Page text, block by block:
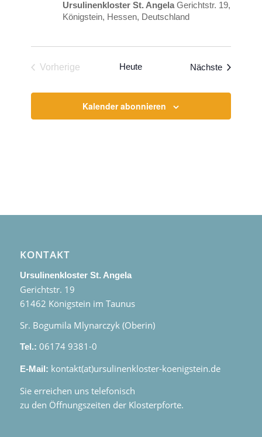
Ursulinenkloster St. AngelaGerichtstr. 19,
Königstein, Hessen, Deutschland
Vorherige
Heute Nächste
Kalender abonnieren
KONTAKT
Ursulinenkloster St. Angela
Gerichtstr. 19
61462 Königstein im Taunus
Sr. Bogumila Mlynarczyk (Oberin)
Tel.: 06174 9381-0
E-Mail: kontakt(at)ursulinenkloster-koenigstein.de
Sie erreichen uns telefonisch
zu den Öffnungszeiten der Klosterpforte.